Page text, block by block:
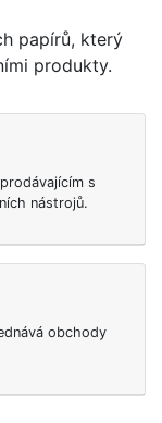
papírů, který
produkty.
s
nástrojů.
obchody